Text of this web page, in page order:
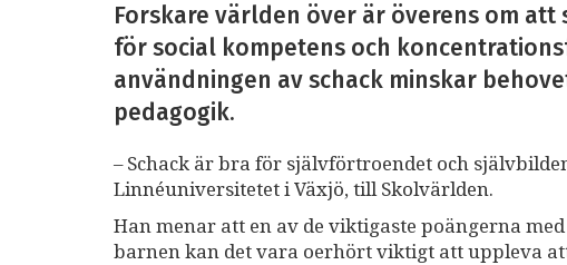
Forskare världen över är överens om
för social kompetens och
användningen av schack minskar
pedagogik.
– Schack är bra för självförtroendet och
Linnéuniversitetet i Växjö, till Skolvärlden.
Han menar att en av de viktigaste poängerna
barnen kan det vara oerhört viktigt att uppleva